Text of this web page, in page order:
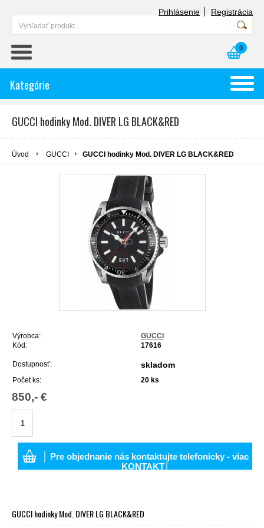
Prihlásenie Registrácia
0
Kategórie
GUCCI hodinky Mod. DIVER LG BLACK&RED
Úvod GUCCI GUCCI hodinky Mod. DIVER LG BLACK&RED
Výrobca:
GUCCI
Kód:
17616
Dostupnosť: skladom
Počet ks: 20 ks
850,- €
│ Pre objednanie nás kontaktujte telefonicky - viac
KONTAKT│
GUCCI hodinky Mod. DIVER LG BLACK&RED